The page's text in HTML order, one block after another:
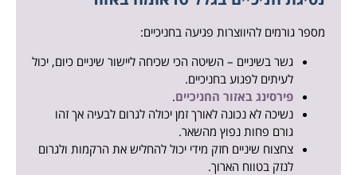
מספר גורמים להיווצרות פגיעה בחניכיים:
גשר בשיניים – השיטה הכי שכיחה ליישור שיניים כיום, יכול
לעיתים לפגוע בחניכיים.
פירסינג באזור החניכיים.
נשיכה לא נכונה לאורך זמן יכולה לגרום לבעיה אך זהו
גורם פחות נפוץ מהשאר.
צחצוח שיניים חזק מידי יכול להחליש את הרקמות ולגרום
לנזק בטווח הארוך.